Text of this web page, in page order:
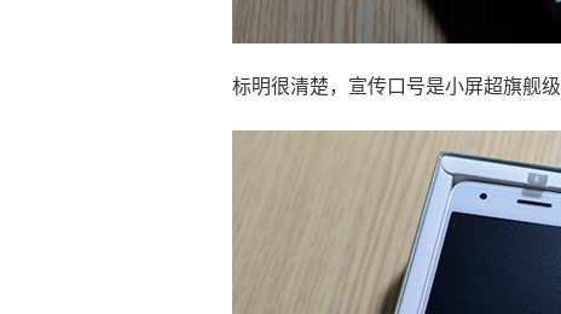
标明很清楚，宣传口号是小屏超旗舰级